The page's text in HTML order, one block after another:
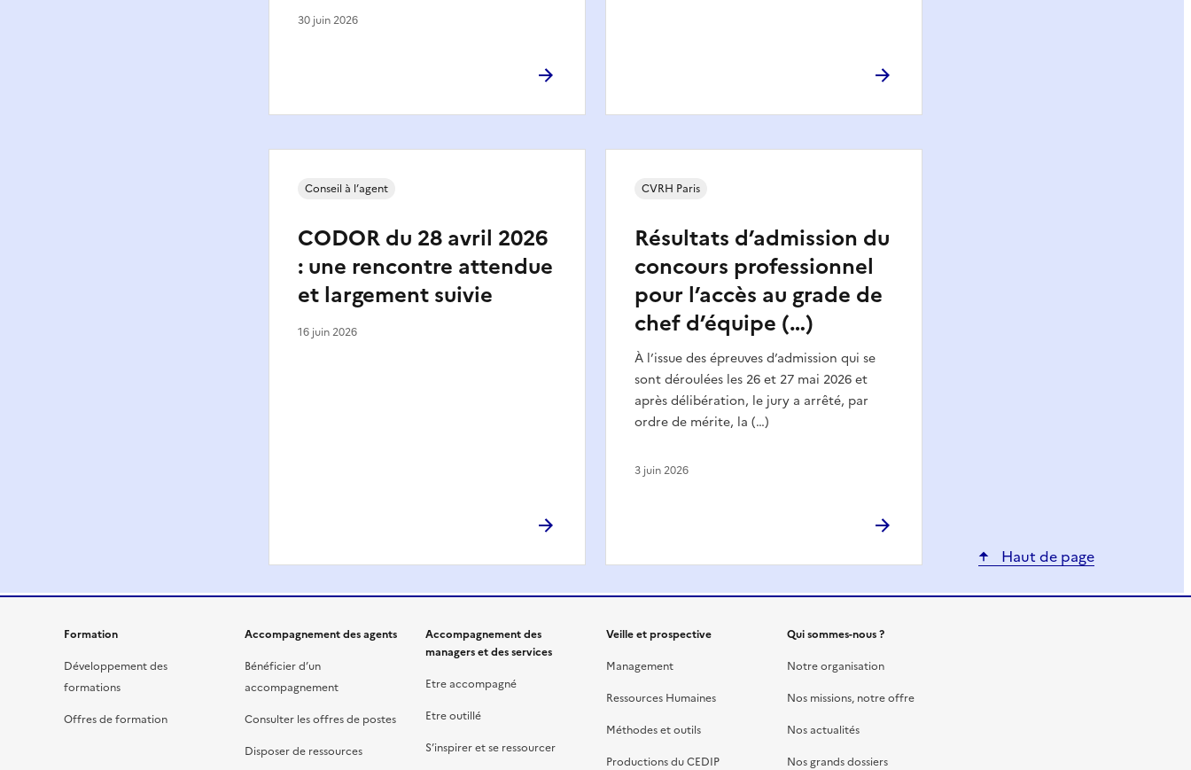
30 juin 2026
CODOR du 28 avril 2026
: une rencontre attendue
et largement suivie
Conseil à l’agent
16 juin 2026
Résultats d’admission du
concours professionnel
pour l’accès au grade de
chef d’équipe (…)
À l’issue des épreuves d’admission qui se
sont déroulées les 26 et 27 mai 2026 et
après délibération, le jury a arrêté, par
ordre de mérite, la (…)
CVRH Paris
3 juin 2026
Haut de page
Formation
Développement des
formations
Offres de formation
Accompagnement des agents
Bénéficier d’un
accompagnement
Consulter les offres de postes
Disposer de ressources
Accompagnement des
managers et des services
Etre accompagné
Etre outillé
S’inspirer et se ressourcer
Veille et prospective
Management
Ressources Humaines
Méthodes et outils
Productions du CEDIP
Qui sommes-nous ?
Notre organisation
Nos missions, notre offre
Nos actualités
Nos grands dossiers